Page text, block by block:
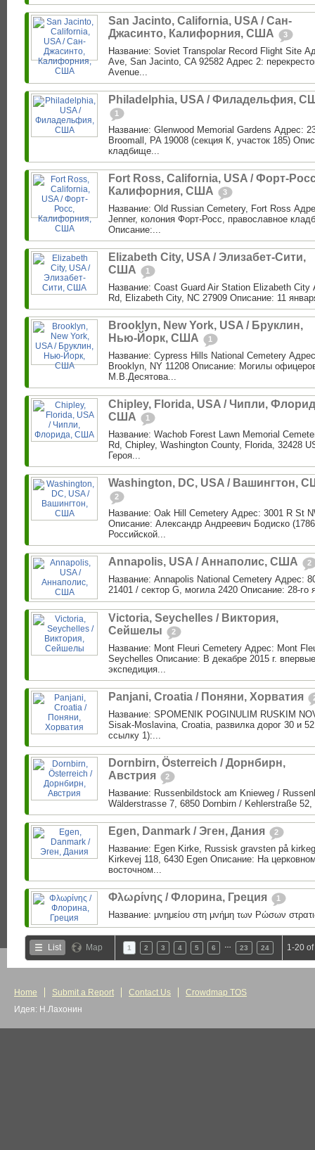
San Jacinto, California, USA / Сан-
Джасинто, Калифорния, США
3
Название: Soviet Transpolar Record Flight Site
Ave, San Jacinto, CA 92582 Адрес 2:
Avenue...
Philadelphia, USA / Филадельфия,
1
Название: Glenwood Memorial Gardens Адрес:
Broomall, PA 19008 (секция К, участок 185)
кладбище...
Fort Ross, California, USA / Форт-
Калифорния, США
3
Название: Old Russian Cemetery, Fort Ross
Jenner, колония Форт-Росс, православное
Описание:...
Elizabeth City, USA / Элизабет-Сити,
США
1
Название: Coast Guard Air Station Elizabeth
Rd, Elizabeth City, NC 27909 Описание: 11
Brooklyn, New York, USA / Бруклин,
Нью-Йорк, США
1
Название: Cypress Hills National Cemetery
Brooklyn, NY 11208 Описание: Могилы
М.В.Десятова...
Chipley, Florida, USA / Чипли,
США
1
Название: Wachob Forest Lawn Memorial
Rd, Chipley, Washington County, Florida, 32428
Героя...
Washington, DC, USA / Вашингтон,
2
Название: Oak Hill Cemetery Адрес: 3001 R St
Описание: Александр Андреевич Бодиско
Российской...
Annapolis, USA / Аннаполис, США 2
Название: Annapolis National Cemetery Адрес:
21401 / сектор G, могила 2420 Описание: 28-
Victoria, Seychelles / Виктория,
Сейшелы
2
Название: Mont Fleuri Cemetery Адрес: Mont
Seychelles Описание: В декабре 2015 г.
экспедиция...
Panjani, Croatia / Поняни, Хорватия
Название: SPOMENIK POGINULIM RUSKIM
Sisak-Moslavina, Croatia, развилка дорог 30 и
ссылку 1):...
Dornbirn, Österreich / Дорнбирн,
Австрия
2
Название: Russenbildstock am Knieweg /
Wälderstrasse 7, 6850 Dornbirn / Kehlerstraße
Egen, Danmark / Эген, Дания 2
Название: Egen Kirke, Russisk gravsten på
Kirkevej 118, 6430 Egen Описание: На
восточном...
Φλωρίνης / Флорина, Греция 1
Название: μνημείου στη μνήμη των Ρώσων
List Map 1 2 3 4 5 6 23 24 1-20
Home Submit a Report Contact Us
Crowdmap TOS
Идея: Н.Лахонин